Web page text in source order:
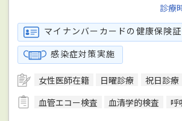
診療
マイナンバーカードの健康保険
感染症対策実施
女性医師在籍 日曜診療 祝日診療
血管エコー検査
血清学的検査 呼吸